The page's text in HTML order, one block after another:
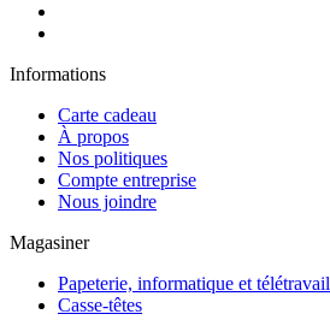
Informations
Carte cadeau
À propos
Nos politiques
Compte entreprise
Nous joindre
Magasiner
Papeterie, informatique et télétravail
Casse-têtes